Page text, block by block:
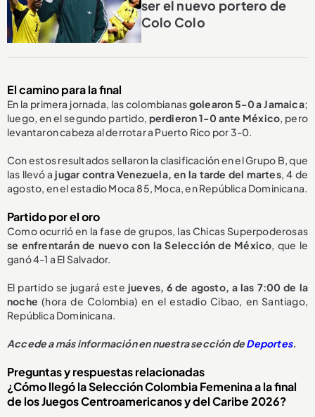
ser el nuevo portero de
Colo Colo
El camino para la final
En la primera jornada, las colombianasgolearon 5-0 a Jamaica;
luego, en el segundo partido, perdieron 1-0 ante México, pero
levantaron cabeza al derrotar a Puerto Rico por 3-0.
Con estos resultados sellaron la clasificación en el Grupo B, que
las llevó ajugar contra Venezuela, en la tarde del martes, 4 de
agosto, en el estadio Moca 85, Moca, en República Dominicana.
Partido por el oro
Como ocurrió en la fase de grupos, las Chicas Superpoderosas
se enfrentarán de nuevo con la Selección de México, que le
ganó 4-1 a El Salvador.
El partido se jugará este jueves, 6 de agosto, a las 7:00 de la
noche (hora de Colombia) en el estadio Cibao, en Santiago,
República Dominicana.
Accede a más información en nuestra sección deDeportes.
Preguntas y respuestas relacionadas
¿Cómo llegó la Selección Colombia Femenina a la final
de los Juegos Centroamericanos y del Caribe 2026?